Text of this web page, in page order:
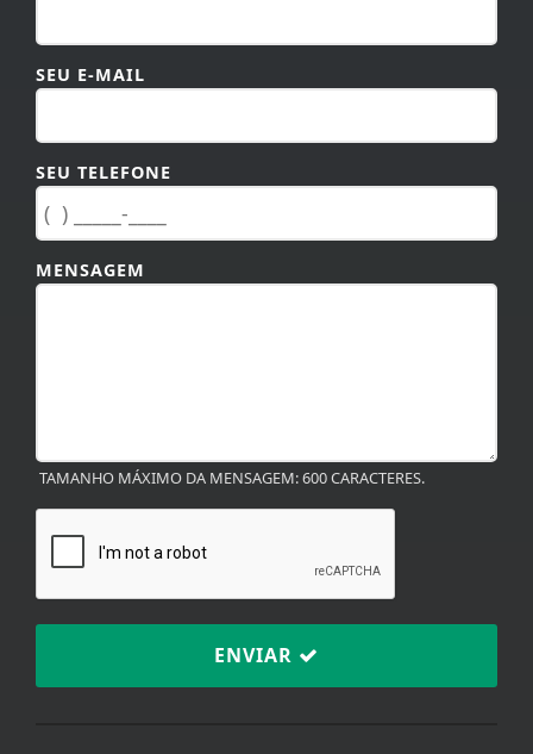
SEU E-MAIL
SEU TELEFONE
MENSAGEM
TAMANHO MÁXIMO DA MENSAGEM: 600 CARACTERES.
ENVIAR